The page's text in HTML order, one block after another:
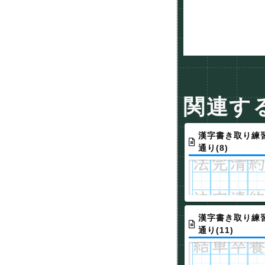
関連す
漢字書き取り練
通り(8)
漢字書き取り練
通り(11)